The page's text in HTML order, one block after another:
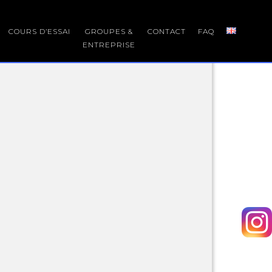
COURS D’ESSAI
GROUPES &
ENTREPRISE
CONTACT FAQ